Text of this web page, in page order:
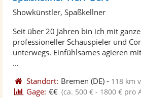
Showkünstler, Spaßkellner
Seit über 20 Jahren bin ich mit
professioneller Schauspieler und
unterwegs. Einfühlsames agieren
...
Standort: Bremen (DE) - 118 km
Gage: €€ (ca. 500 € - 1800 € pro